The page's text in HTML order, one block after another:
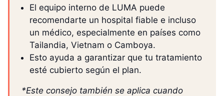
El equipo interno de LUMA puede
recomendarte un hospital fiable e incluso
un médico, especialmente en países como
Tailandia, Vietnam o Camboya.
Esto ayuda a garantizar que tu tratamiento
esté cubierto según el plan.
*Este consejo también se aplica cuando